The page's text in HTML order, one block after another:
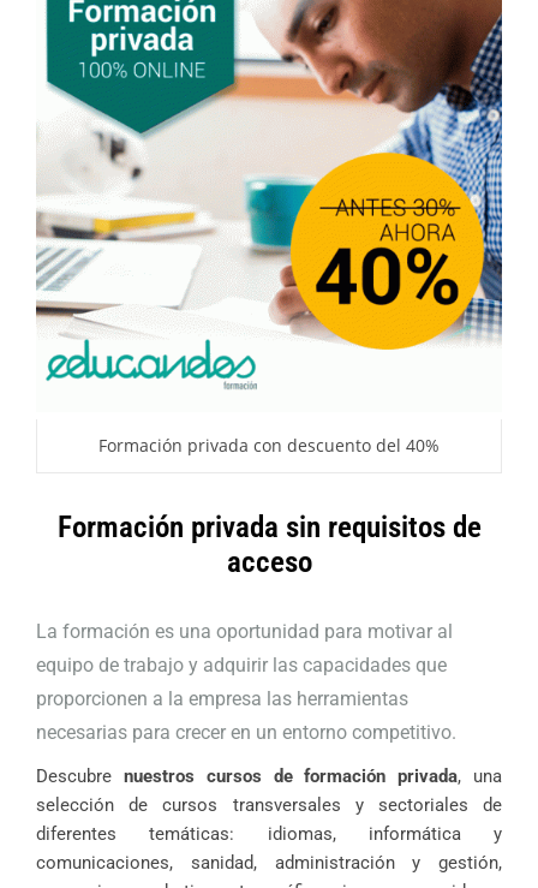
Formación privada con descuento del 40%
Formación privada sin requisitos de
acceso
La formación es una oportunidad para motivar al
equipo de trabajo y adquirir las capacidades que
proporcionen a la empresa las herramientas
necesarias para crecer en un entorno competitivo.
Descubre nuestros cursos de formación privada, una
selección de cursos transversales y sectoriales de
diferentes temáticas: idiomas, informática y
comunicaciones, sanidad, administración y gestión,